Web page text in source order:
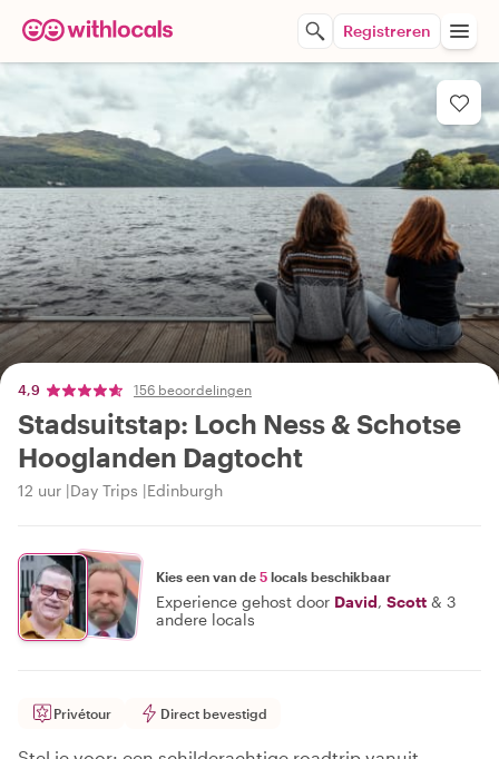
Registreren
4,9 156 beoordelingen
Stadsuitstap: Loch Ness & Schotse
Hooglanden Dagtocht
12 uur Day Trips Edinburgh
Kies een van de 5 locals beschikbaar
Experience gehost door David, Scott & 3
andere locals
Privétour Direct bevestigd